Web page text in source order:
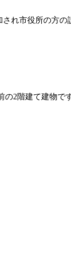
れ市役所の方
2階建て建物